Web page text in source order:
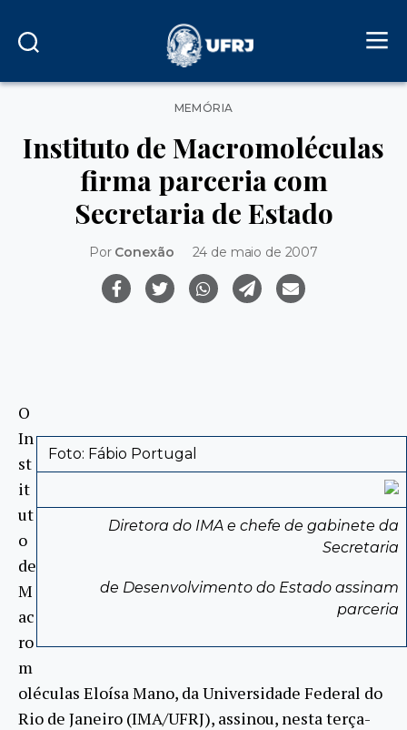
Categorias
MEMÓRIA
Instituto de Macromoléculas
firma parceria com
Secretaria de Estado
Por Conexão 24 de maio de 2007
Foto: Fábio Portugal
Diretora do IMA e chefe de gabinete da
Secretaria
de Desenvolvimento do Estado assinam
parceria
O
In
st
it
ut
o
de
M
ac
ro
m
oléculas Eloísa Mano, da Universidade Federal do
Rio de Janeiro (IMA/UFRJ), assinou, nesta terça-